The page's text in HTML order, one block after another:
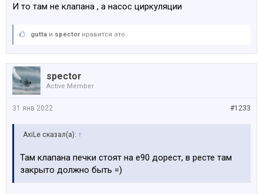
И то там не клапана , а насос циркуляции
gutta и spectorнравится это.
spector
Active Member
#1233
31 янв 2022
AxiLe сказал(а): ↑
Там клапана печки стоят на е90 дорест, в ресте там
закрыто должно быть =)